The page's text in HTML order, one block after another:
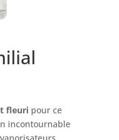
fleuripour ce
incontournable